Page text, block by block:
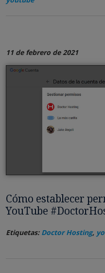
11 de febrero de 2021
Cómo establecer
YouTube
Etiquetas: Doctor Hosting,